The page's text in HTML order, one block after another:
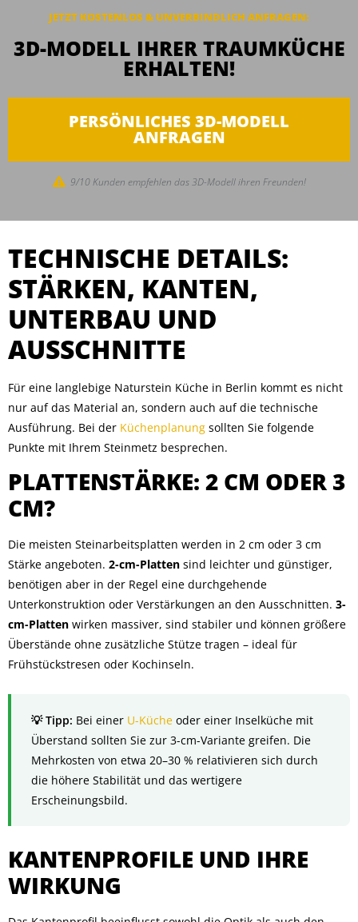
JETZT KOSTENLOS & UNVERBINDLICH ANFRAGEN:
3D-MODELL IHRER TRAUMKÜCHE
ERHALTEN!
PERSÖNLICHES 3D-MODELL
ANFRAGEN
9/10 Kunden empfehlen das 3D-Modell ihren Freunden!
TECHNISCHE DETAILS:
STÄRKEN, KANTEN,
UNTERBAU UND
AUSSCHNITTE
Für eine langlebige Naturstein Küche in Berlin kommt es nicht
nur auf das Material an, sondern auch auf die technische
Ausführung. Bei der Küchenplanung sollten Sie folgende
Punkte mit Ihrem Steinmetz besprechen.
PLATTENSTÄRKE: 2 CM ODER 3
CM?
Die meisten Steinarbeitsplatten werden in 2 cm oder 3 cm
Stärke angeboten. 2-cm-Platten sind leichter und günstiger,
benötigen aber in der Regel eine durchgehende
Unterkonstruktion oder Verstärkungen an den Ausschnitten. 3-
cm-Platten wirken massiver, sind stabiler und können größere
Überstände ohne zusätzliche Stütze tragen – ideal für
Frühstückstresen oder Kochinseln.
Bei einer U-Küche oder einer Inselküche mit
Überstand sollten Sie zur 3-cm-Variante greifen. Die
Mehrkosten von etwa 20–30 % relativieren sich durch
die höhere Stabilität und das wertigere
Erscheinungsbild.
KANTENPROFILE UND IHRE
WIRKUNG